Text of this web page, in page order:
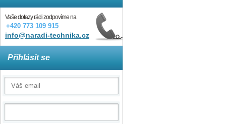
Vaše dotazy rádi zodpovíme na
+420 773 109 915
info@naradi-technika.cz
Přihlásit se